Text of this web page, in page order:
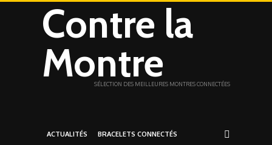
Contre la
Montre
SÉLECTION DES MEILLEURES MONTRES CONNECTÉES
ACTUALITÉS BRACELETS CONNECTÉS